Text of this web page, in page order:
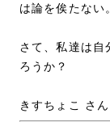
は論を俟たない
さて、私達は自
ろうか？
きすちょこ さん